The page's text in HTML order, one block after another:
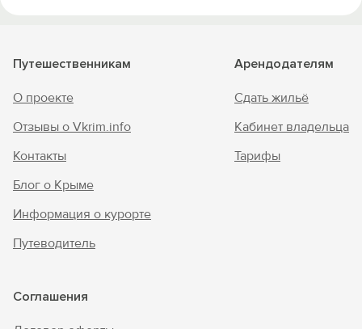
Путешественникам
О проекте
Отзывы о Vkrim.info
Контакты
Блог о Крыме
Информация о курорте
Путеводитель
Арендодателям
Сдать жильё
Кабинет владельца
Тарифы
Соглашения